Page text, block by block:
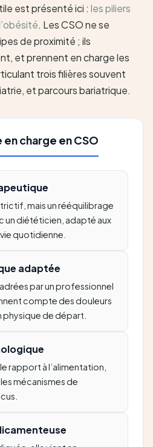
est présenté ici : les piliers
. Les CSO ne se
de proximité ; ils
et prennent en charge les
trois filières souvent
et parcours bariatrique.
en charge en CSO
mais un rééquilibrage
un diététicien, adapté aux
quotidienne.
adaptée
par un professionnel
compte des douleurs
de départ.
rapport à l’alimentation,
mécanismes de